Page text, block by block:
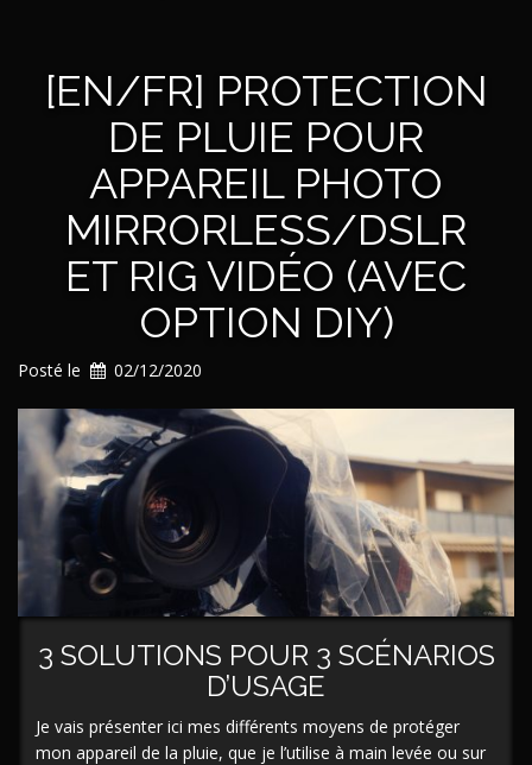
des
données,
partie
:
FreeFileSync »
[EN/FR] PROTECTION
DE PLUIE POUR
APPAREIL PHOTO
MIRRORLESS/DSLR
ET RIG VIDÉO (AVEC
OPTION DIY)
Posté le 02/12/2020
3 SOLUTIONS POUR 3 SCÉNARIOS
D’USAGE
Je vais présenter ici mes différents moyens de protéger
mon appareil de la pluie, que je l’utilise à main levée ou sur